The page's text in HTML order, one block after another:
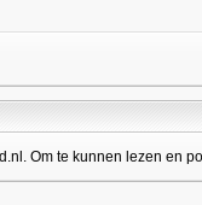
Om te kunnen lezen en